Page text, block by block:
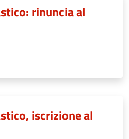
rinuncia al
iscrizione al